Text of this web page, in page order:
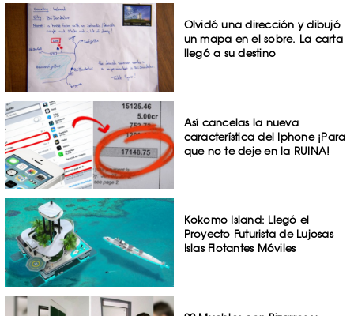
Olvidó una dirección y dibujó
un mapa en el sobre. La carta
llegó a su destino
Así cancelas la nueva
característica del Iphone ¡Para
que no te deje en la RUINA!
Kokomo Island: Llegó el
Proyecto Futurista de Lujosas
Islas Flotantes Móviles